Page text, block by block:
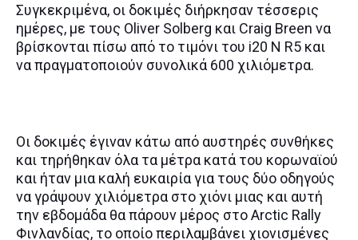
Συγκεκριμένα, οι δοκιμές διήρκησαν τέσσερις
ημέρες, με τους Oliver Solberg και Craig Breen να
βρίσκονται πίσω από το τιμόνι του i20 N R5 και
να πραγματοποιούν συνολικά 600 χιλιόμετρα.
Οι δοκιμές έγιναν κάτω από αυστηρές συνθήκες
και τηρήθηκαν όλα τα μέτρα κατά του κορωναϊού
και ήταν μια καλή ευκαιρία για τους δύο οδηγούς
να γράψουν χιλιόμετρα στο χιόνι μιας και αυτή
την εβδομάδα θα πάρουν μέρος στο Arctic Rally
Φινλανδίας, το οποίο περιλαμβάνει χιονισμένες